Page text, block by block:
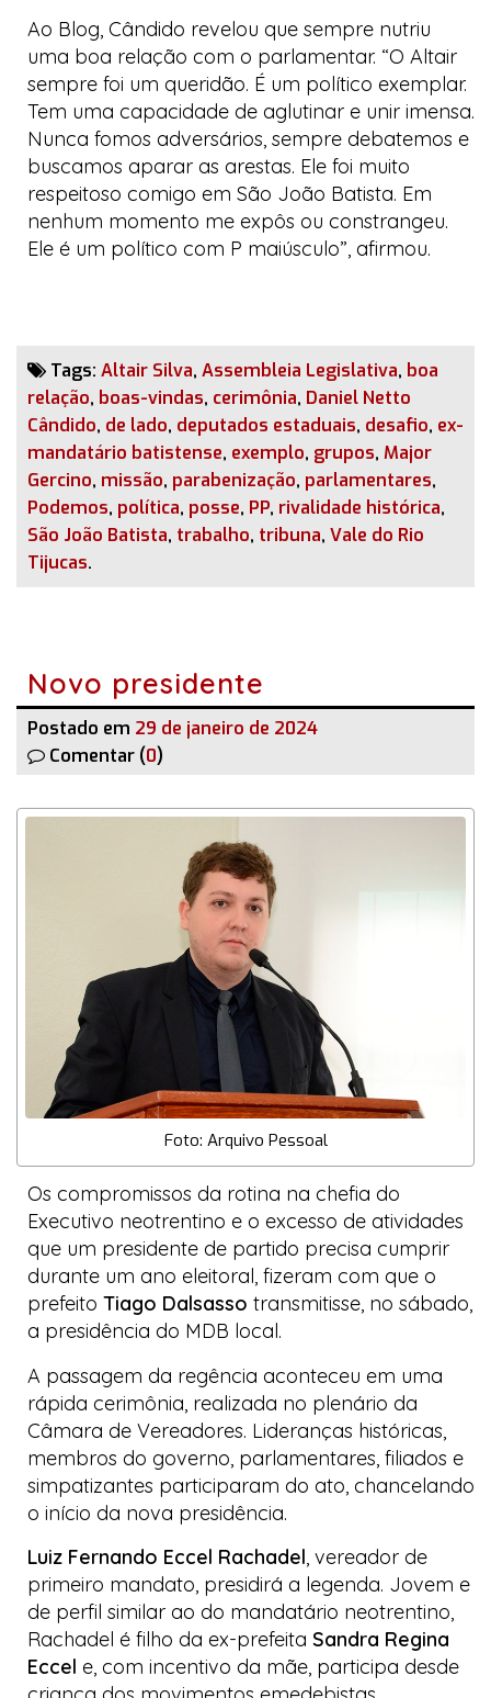
Ao Blog, Cândido revelou que sempre nutriu
uma boa relação com o parlamentar. “O Altair
sempre foi um queridão. É um político exemplar.
Tem uma capacidade de aglutinar e unir imensa.
Nunca fomos adversários, sempre debatemos e
buscamos aparar as arestas. Ele foi muito
respeitoso comigo em São João Batista. Em
nenhum momento me expôs ou constrangeu.
Ele é um político com P maiúsculo”, afirmou.
Tags: Altair Silva, Assembleia Legislativa, boa
relação, boas-vindas, cerimônia, Daniel Netto
Cândido, de lado, deputados estaduais, desafio, ex-
mandatário batistense, exemplo, grupos, Major
Gercino, missão, parabenização, parlamentares,
Podemos, política, posse, PP, rivalidade histórica,
São João Batista, trabalho, tribuna, Vale do Rio
Tijucas.
Novo presidente
Postado em 29 de janeiro de 2024
Comentar (0)
Foto: Arquivo Pessoal
Os compromissos da rotina na chefia do
Executivo neotrentino e o excesso de atividades
que um presidente de partido precisa cumprir
durante um ano eleitoral, fizeram com que o
prefeito Tiago Dalsasso transmitisse, no sábado,
a presidência do MDB local.
A passagem da regência aconteceu em uma
rápida cerimônia, realizada no plenário da
Câmara de Vereadores. Lideranças históricas,
membros do governo, parlamentares, filiados e
simpatizantes participaram do ato, chancelando
o início da nova presidência.
Luiz Fernando Eccel Rachadel, vereador de
primeiro mandato, presidirá a legenda. Jovem e
de perfil similar ao do mandatário neotrentino,
Rachadel é filho da ex-prefeita Sandra Regina
Eccel e, com incentivo da mãe, participa desde